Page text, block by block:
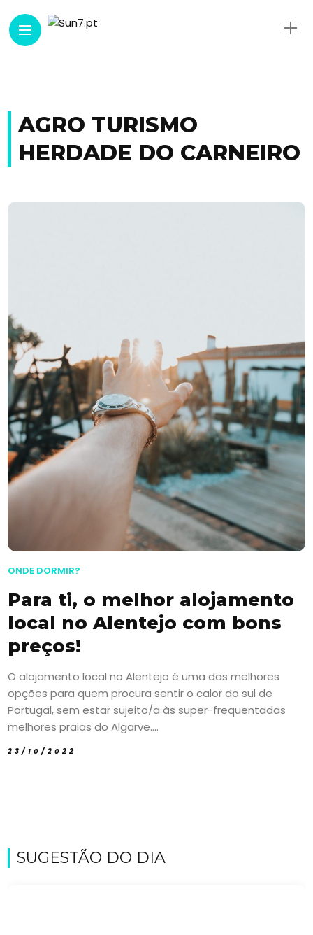
AGRO TURISMO
HERDADE DO CARNEIRO
ONDE DORMIR?
Para ti, o melhor alojamento
local no Alentejo com bons
preços!
O alojamento local no Alentejo é uma das melhores
opções para quem procura sentir o calor do sul de
Portugal, sem estar sujeito/a às super-frequentadas
melhores praias do Algarve....
23/10/2022
SUGESTÃO DO DIA